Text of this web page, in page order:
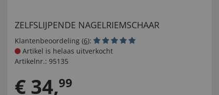
ZELFSLIJPENDE NAGELRIEMSCHAAR
Klantenbeoordeling (6):
Artikel is helaas uitverkocht
Artikelnr.: 95135
€ 34,99